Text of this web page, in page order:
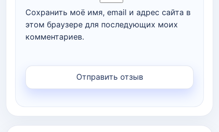
Сохранить моё имя, email и адрес сайта в
этом браузере для последующих моих
комментариев.